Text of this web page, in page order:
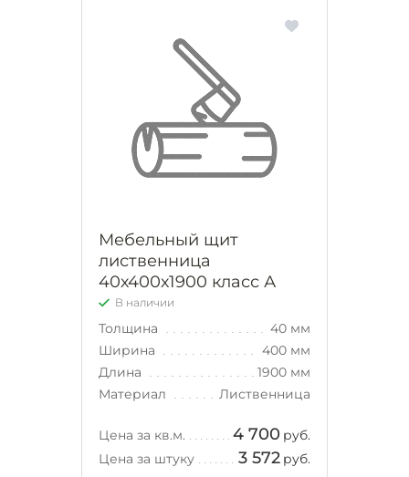
Мебельный щит
лиственница
40х400х1900 класс А
В наличии
Толщина
40 мм
Ширина
400 мм
Длина
1900 мм
Материал
Лиственница
Цена за кв.м. 4 700 руб.
Цена за штуку
3 572 руб.